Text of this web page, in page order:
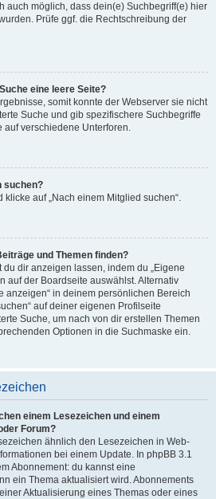
auch möglich, dass dein(e) Suchbegriff(e) hier
Prüfe ggf. die Rechtschreibung der
eine leere Seite?
somit konnte der Webserver sie nicht
Suche und gib spezifischere Suchbegriffe
verschiedene Unterforen.
suchen?
klicke auf „Nach einem Mitglied suchen“.
und Themen finden?
dir anzeigen lassen, indem du „Eigene
auf der Boardseite auswählst. Alternativ
anzeigen“ in deinem persönlichen Bereich
auf deiner eigenen Profilseite
Suche, um nach von dir erstellen Themen
Optionen in die Suchmaske ein.
einem Lesezeichen und einem
Forum?
ähnlich den Lesezeichen in Web-
bei einem Update. In phpBB 3.1
Abonnement: du kannst eine
ein Thema aktualisiert wird. Abonnements
Aktualisierung eines Themas oder eines